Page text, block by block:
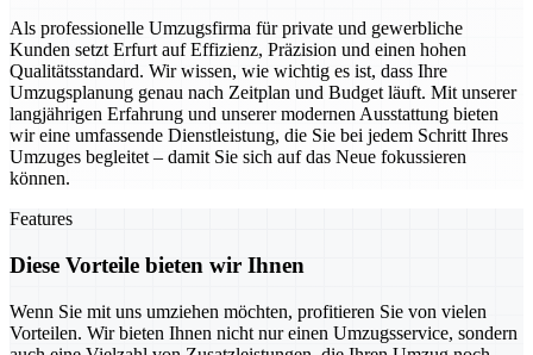
Als professionelle Umzugsfirma für private und gewerbliche
Kunden setzt Erfurt auf Effizienz, Präzision und einen hohen
Qualitätsstandard. Wir wissen, wie wichtig es ist, dass Ihre
Umzugsplanung genau nach Zeitplan und Budget läuft. Mit unserer
langjährigen Erfahrung und unserer modernen Ausstattung bieten
wir eine umfassende Dienstleistung, die Sie bei jedem Schritt Ihres
Umzuges begleitet – damit Sie sich auf das Neue fokussieren
können.
Features
Diese Vorteile bieten wir Ihnen
Wenn Sie mit uns umziehen möchten, profitieren Sie von vielen
Vorteilen. Wir bieten Ihnen nicht nur einen Umzugsservice, sondern